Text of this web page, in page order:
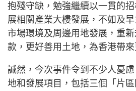
抱殘守缺，勉強繼續以一貫的
展相關產業大樓發展，不如及
市場環境及周邊用地發展，重
款，更好善用土地，為香港帶來
誠然，今次事件令到不少人憂
地和發展項目，包括三個「片